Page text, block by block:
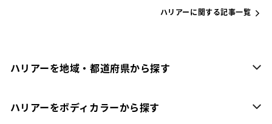
ハリアーに関する記事一覧
ハリアーを地域・都道府県から探す
ハリアーをボディカラーから探す